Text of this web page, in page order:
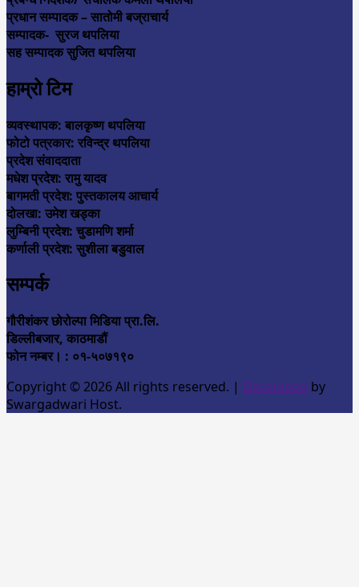
प्रधान सम्पादक – सातोमी बज्राचार्य
सम्पादक- सुरज थपलिया
सह सम्पादक सुजित थपलिया
हाम्रो टिम
व्यवस्थापक: बालकृष्ण थपलिया
फोटो पत्रकार: रविन्द्र थपलिया
प्रदेश संवाददाता
मधेश प्रदेश: रामु यादव
बागमती प्रदेश: पुस्तकालय आचार्य
दोलखा: उमेश खड्का
लुम्बिनी प्रदेश: चुडामणि शर्मा
कर्णाली प्रदेश: सुशीला बडुवाल
सम्पर्क
गौरीशंकर छोरोल्पा मिडिया प्रा.लि.
डिल्लीबजार, काठमाडौं
फोन नम्बर। : ०१-५०७१९०
Copyright © 2026 All rights reserved. | Developed by
Swargadwari Host.